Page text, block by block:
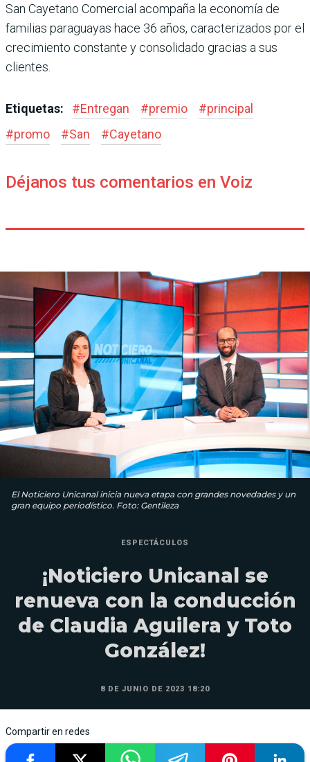
San Cayetano Comercial acompaña la economía de
familias paraguayas hace 36 años, caracterizados por el
cre­cimiento constante y consoli­dado gracias a sus
clientes.
Etiquetas: #Entregan #premio #principal
#promo #San #Cayetano
Déjanos tus comentarios en Voiz
El Noticiero Unicanal inicia nueva etapa con grandes novedades y un
gran equipo periodístico. Foto: Gentileza
ESPECTÁCULOS
¡Noticiero Unicanal se
renueva con la conducción
de Claudia Aguilera y Toto
González!
8 DE JUNIO DE 2023 18:20
Compartir en redes